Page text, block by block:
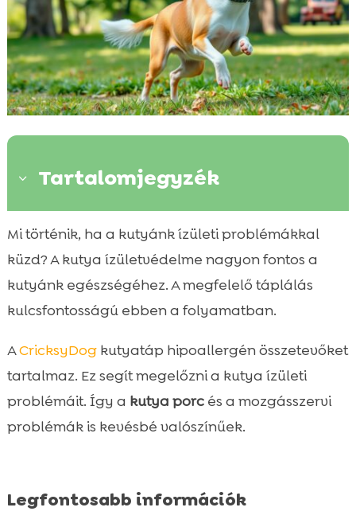
3 Tartalomjegyzék
 A kutya ízületvédelem alapjai
 A táplálkozás szerepe az ízületek
egészségében
Miért válasszunk hipoallergén kutyatápot?
 Juliet: Tökéletes választás kis testű
kutyáknak
 Ted: Közép- és nagytestű kutyák tápláléka

Ely nedvestáp: Változatos ízek és
nassolnivalók
Mi történik, ha a kutyánk ízületi problémákkal
küzd? A kutya ízületvédelme nagyon fontos a
kutyánk egészségéhez. A megfelelő táplálás
kulcsfontosságú ebben a folyamatban.
ACricksyDogkutyatáp hipoallergén összetevőket
tartalmaz. Ez segít megelőzni a kutya ízületi
problémáit. Így a kutya porcés a mozgásszervi
problémák is kevésbé valószínűek.
Legfontosabb információk